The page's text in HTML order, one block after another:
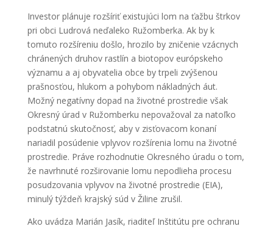
Investor plánuje rozšíriť existujúci lom na ťažbu štrkov
pri obci Ludrová neďaleko Ružomberka. Ak by k
tomuto rozšíreniu došlo, hrozilo by zničenie vzácnych
chránených druhov rastlín a biotopov európskeho
významu a aj obyvatelia obce by trpeli zvýšenou
prašnosťou, hlukom a pohybom nákladných áut.
Možný negatívny dopad na životné prostredie však
Okresný úrad v Ružomberku nepovažoval za natoľko
podstatnú skutočnosť, aby v zisťovacom konaní
nariadil posúdenie vplyvov rozšírenia lomu na životné
prostredie. Práve rozhodnutie Okresného úradu o tom,
že navrhnuté rozširovanie lomu nepodlieha procesu
posudzovania vplyvov na životné prostredie (EIA),
minulý týždeň krajský súd v Žiline zrušil.
Ako uvádza Marián Jasík, riaditeľ Inštitútu pre ochranu